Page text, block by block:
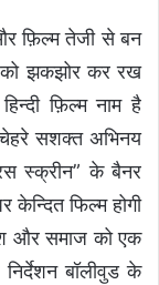
फ़िल्म तेजी से बन
को झकझोर कर रख
फ़िल्म नाम है
सशक्त अभिनय
स्क्रीन” के बैनर
केन्दित फिल्म होगी
और समाज को एक
बॉलीवुड के